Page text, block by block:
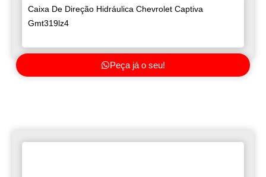
Caixa De Direção Hidráulica Chevrolet Captiva
Gmt319lz4
Peça já o seu!